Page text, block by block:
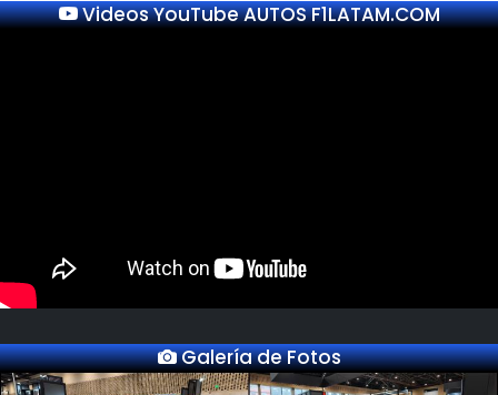
Videos YouTube AUTOS F1LATAM.COM
Galería de Fotos